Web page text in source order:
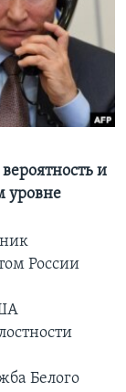
и
уровне
России
Белого